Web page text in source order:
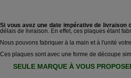
Si vous avez une date impérative de livraison
délais de livraison. En effet, ces plaques étant
Nous pouvons fabriquer à la main et à l'unité
Ces plaques sont avec une forme de découpe
SEULE MARQUE À VOUS